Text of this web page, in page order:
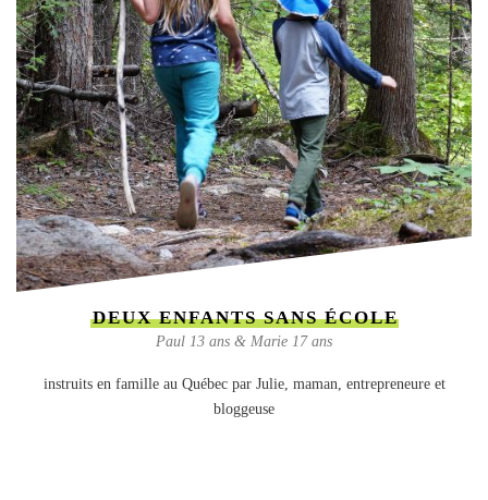
DEUX ENFANTS SANS ÉCOLE
Paul 13 ans & Marie 17 ans
instruits en famille au Québec par Julie, maman, entrepreneure et
bloggeuse